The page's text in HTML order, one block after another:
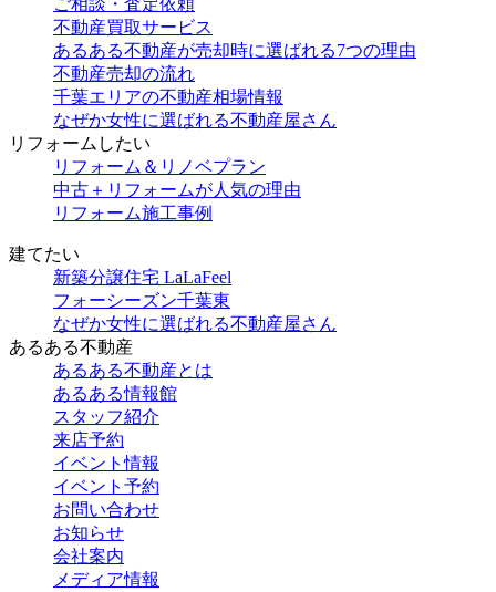
ご相談・査定依頼
不動産買取サービス
あるある不動産が売却時に選ばれる7つの理由
不動産売却の流れ
千葉エリアの不動産相場情報
なぜか女性に選ばれる不動産屋さん
リフォームしたい
リフォーム＆リノベプラン
中古＋リフォームが人気の理由
リフォーム施工事例
建てたい
新築分譲住宅 LaLaFeel
フォーシーズン千葉東
なぜか女性に選ばれる不動産屋さん
あるある不動産
あるある不動産とは
あるある情報館
スタッフ紹介
来店予約
イベント情報
イベント予約
お問い合わせ
お知らせ
会社案内
メディア情報